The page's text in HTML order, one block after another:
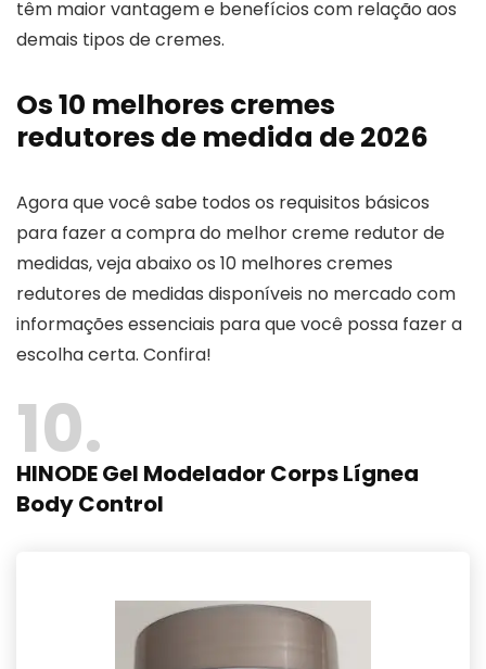
têm maior vantagem e benefícios com relação aos
demais tipos de cremes.
Os 10 melhores cremes
redutores de medida de 2026
Agora que você sabe todos os requisitos básicos
para fazer a compra do melhor creme redutor de
medidas, veja abaixo os 10 melhores cremes
redutores de medidas disponíveis no mercado com
informações essenciais para que você possa fazer a
escolha certa. Confira!
10
HINODE Gel Modelador Corps Lígnea
Body Control